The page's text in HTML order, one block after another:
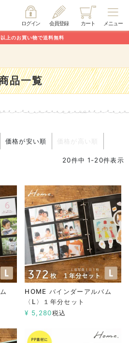
メニュー
カート
会員登録
ログイン
上のお買い物で送料無料
品一覧
価格が安い順 価格が高い順
20件中 1-20件表示
HOME バインダーアルバム
〈L〉１年分セット
¥ 5,280税込